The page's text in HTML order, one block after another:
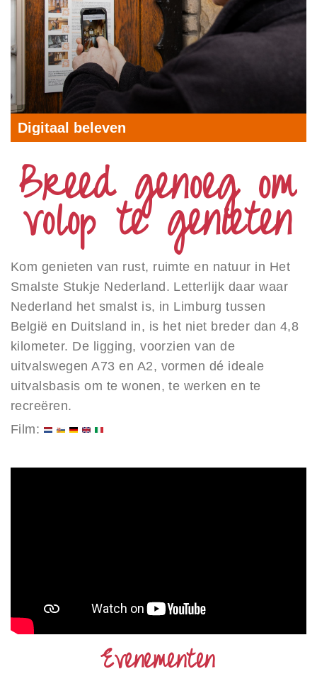
Digitaal beleven
Breed genoeg om
volop te genieten
Kom genieten van rust, ruimte en natuur in Het
Smalste Stukje Nederland. Letterlijk daar waar
Nederland het smalst is, in Limburg tussen
België en Duitsland in, is het niet breder dan 4,8
kilometer. De ligging, voorzien van de
uitvalswegen A73 en A2, vormen dé ideale
uitvalsbasis om te wonen, te werken en te
recreëren.
Film:
Evenementen